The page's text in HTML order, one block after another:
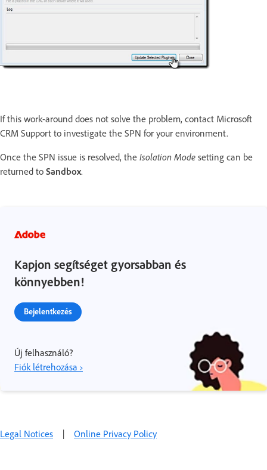
If this work-around does not solve the problem, contact Microsoft
CRM Support to investigate the SPN for your environment.
Once the SPN issue is resolved, the Isolation Mode setting can be
returned to Sandbox.
Kapjon segítséget gyorsabban és
könnyebben!
Bejelentkezés
Új felhasználó?
Fiók létrehozása ›
Legal Notices | Online Privacy Policy